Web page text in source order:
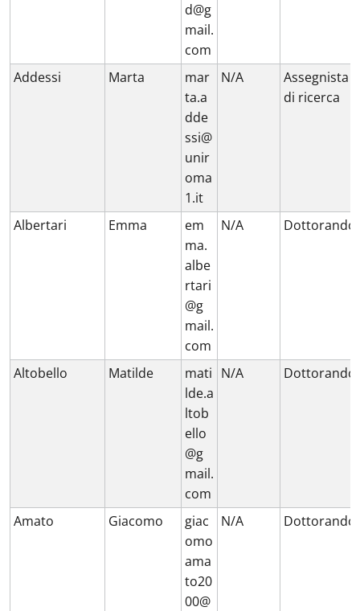
d@g
mail.
com
Addessi Marta
mar
ta.a
dde
ssi@
unir
oma
1.it
N/A
Assegnista
di ricerca
Albertari Emma
em
ma.
albe
rtari
@g
mail.
com
N/A Dottorando
Altobello Matilde
mati
lde.a
ltob
ello
@g
mail.
com
N/A Dottorando
Amato Giacomo
giac
omo
ama
to20
00@
N/A Dottorando